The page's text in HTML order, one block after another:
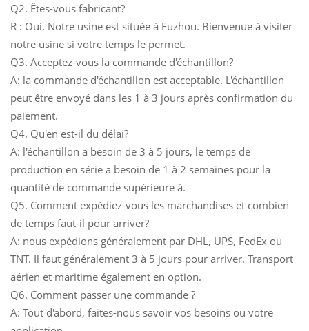
Q2. Êtes-vous fabricant?
R : Oui. Notre usine est située à Fuzhou. Bienvenue à visiter
notre usine si votre temps le permet.
Q3. Acceptez-vous la commande d'échantillon?
A: la commande d'échantillon est acceptable. L'échantillon
peut être envoyé dans les 1 à 3 jours après confirmation du
paiement.
Q4. Qu'en est-il du délai?
A: l'échantillon a besoin de 3 à 5 jours, le temps de
production en série a besoin de 1 à 2 semaines pour la
quantité de commande supérieure à.
Q5. Comment expédiez-vous les marchandises et combien
de temps faut-il pour arriver?
A: nous expédions généralement par DHL, UPS, FedEx ou
TNT. Il faut généralement 3 à 5 jours pour arriver. Transport
aérien et maritime également en option.
Q6. Comment passer une commande ?
A: Tout d'abord, faites-nous savoir vos besoins ou votre